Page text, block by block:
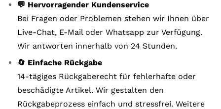
💬 Hervorragender Kundenservice
Bei Fragen oder Problemen stehen wir Ihnen über
Live-Chat, E-Mail oder Whatsapp zur Verfügung.
Wir antworten innerhalb von 24 Stunden.
🔄 Einfache Rückgabe
14-tägiges Rückgaberecht für fehlerhafte oder
beschädigte Artikel. Wir gestalten den
Rückgabeprozess einfach und stressfrei. Weitere